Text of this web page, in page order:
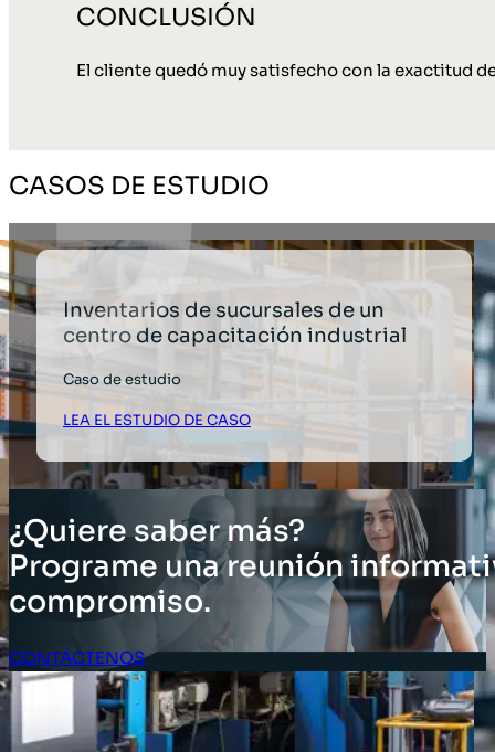
CONCLUSIÓN
El cliente quedó muy satisfecho con la exactitud
CASOS DE ESTUDIO
Inventarios de sucursales de un
centro de capacitación industrial
Caso de estudio
LEA EL ESTUDIO DE CASO
¿Quiere saber más?
Programe una reunión
compromiso.
CONTÁCTENOS
Acceso Clientes